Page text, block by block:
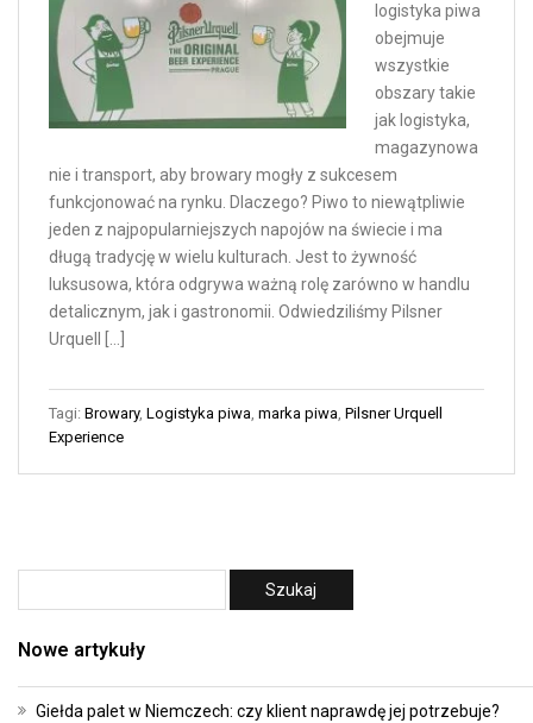
logistyka piwa
obejmuje
wszystkie
obszary takie
jak logistyka,
magazynowa
nie i transport, aby browary mogły z sukcesem
funkcjonować na rynku. Dlaczego? Piwo to niewątpliwie
jeden z najpopularniejszych napojów na świecie i ma
długą tradycję w wielu kulturach. Jest to żywność
luksusowa, która odgrywa ważną rolę zarówno w handlu
detalicznym, jak i gastronomii. Odwiedziliśmy Pilsner
Urquell […]
Tagi: Browary, Logistyka piwa, marka piwa, Pilsner Urquell
Experience
Nowe artykuły
Giełda palet w Niemczech: czy klient naprawdę jej potrzebuje?